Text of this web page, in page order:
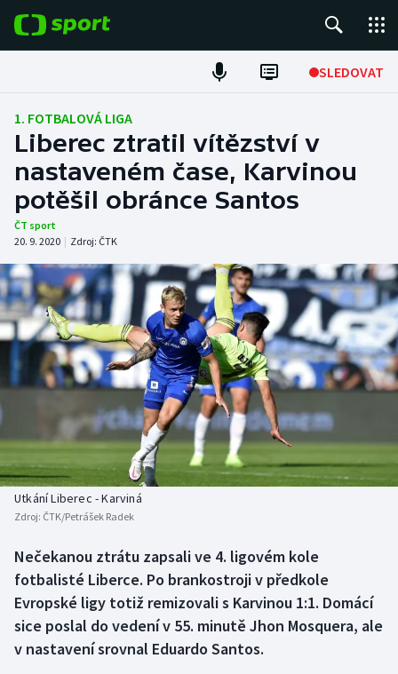
SLEDOVAT
Fotbal
Hokej
Tenis
Atletika
Cyklistika
DALŠÍ SPORTY
Americký fotbal
Baseball a softbal
Basketbal
Biatlon
Box
Curling
NEPŘEHLÉDNĚTE
Historické návraty
Aplikace ČT sport
1. FOTBALOVÁ LIGA
Liberec ztratil vítězství v
nastaveném čase, Karvinou
potěšil obránce Santos
ČT sport
20. 9. 2020 | Zdroj: ČTK
Utkání Liberec - Karviná
Zdroj: ČTK/Petrášek Radek
Nečekanou ztrátu zapsali ve 4. ligovém kole
fotbalisté Liberce. Po brankostroji v předkole
Evropské ligy totiž remizovali s Karvinou 1:1. Domácí
sice poslal do vedení v 55. minutě Jhon Mosquera, ale
v nastavení srovnal Eduardo Santos.